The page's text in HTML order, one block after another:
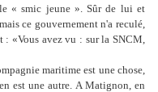
« smic jeune ». Sûr de lui et
ce gouvernement n'a reculé,
: «Vous avez vu : sur la SNCM,
maritime est une chose,
est une autre. A Matignon, en